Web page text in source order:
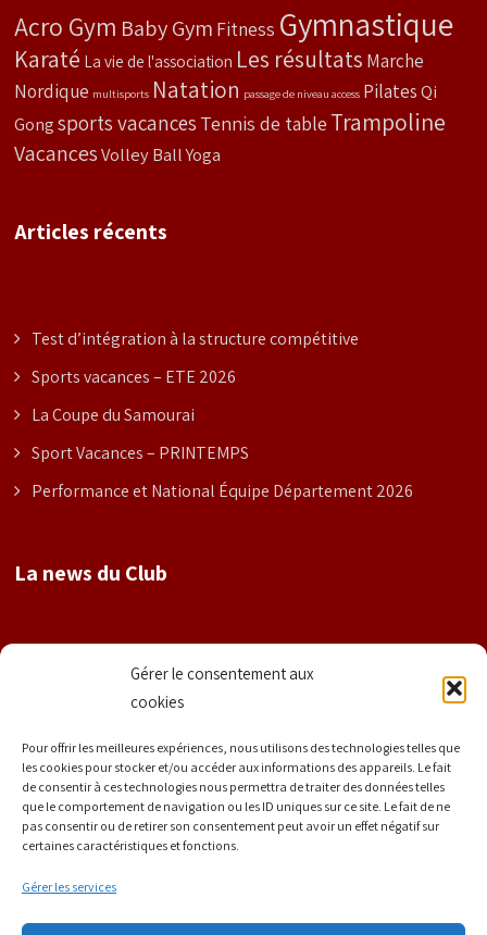
Gérer le consentement aux
cookies
Pour offrir les meilleures expériences, nous utilisons des technologies telles que
les cookies pour stocker et/ou accéder aux informations des appareils. Le fait
de consentir à ces technologies nous permettra de traiter des données telles
que le comportement de navigation ou les ID uniques sur ce site. Le fait de ne
pas consentir ou de retirer son consentement peut avoir un effet négatif sur
certaines caractéristiques et fonctions.
Gérer les services
Acro Gym Baby Gym Fitness Gymnastique
Karaté La vie de l'association Les résultats Marche
Nordique multisports Natation passage de niveau access Pilates Qi
Gong sports vacances Tennis de table Trampoline
Vacances Volley Ball Yoga
Articles récents
Test d’intégration à la structure compétitive
Sports vacances – ETE 2026
La Coupe du Samourai
Sport Vacances – PRINTEMPS
Performance et National Équipe Département 2026
La news du Club
Prénom
E-mail*